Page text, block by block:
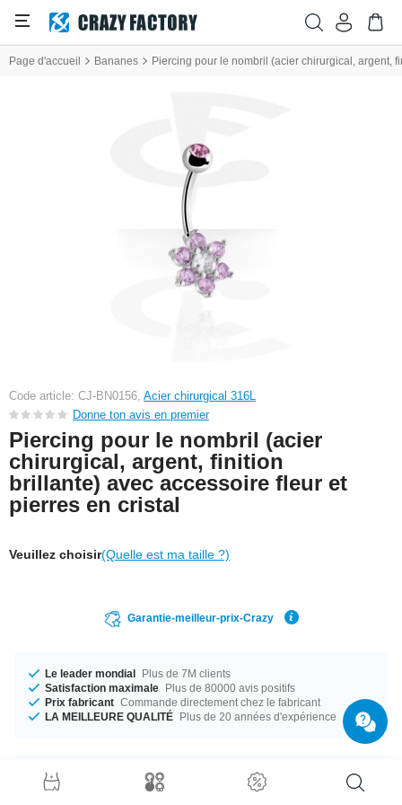
Page d'accueil Bananes Piercing pour le nombril (acier chirurgical, argent,
Code article: CJ-BN0156, Acier chirurgical 316L
Donne ton avis en premier
Piercing pour le nombril (acier
chirurgical, argent, finition
brillante) avec accessoire fleur et
pierres en cristal
Veuillez choisir(Quelle est ma taille ?)
Garantie-meilleur-prix-Crazy
Le leader mondial Plus de 7M clients
Satisfaction maximale Plus de 80000 avis positifs
Prix fabricant Commande directement chez le fabricant
LA MEILLEURE QUALITÉ Plus de 20 années d'expérience